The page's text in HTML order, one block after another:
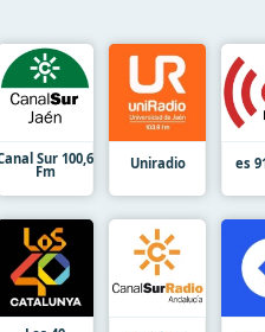
Sur 100,6
Fm Uniradio es